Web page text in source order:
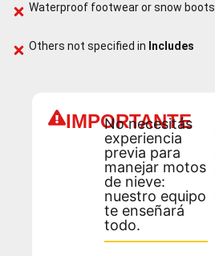
Waterproof footwear or snow boots
Others not specified in Includes
IMPORTANTE
No necesitás
experiencia
previa para
manejar motos
de nieve:
nuestro equipo
te enseñará
todo.